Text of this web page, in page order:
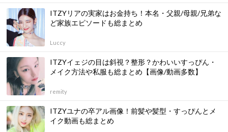
ITZYリアの実家はお金持ち！本名・父親/母親/兄弟な
ど家族エピソードも総まとめ
Luccy
ITZYイェジの目は斜視？整形？かわいいすっぴん・
メイク方法や私服も総まとめ【画像/動画多数】
remity
ITZYユナの卒アル画像！前髪や髪型・すっぴんとメ
イク動画も総まとめ